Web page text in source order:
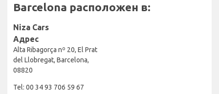
Barcelona расположен в:
Niza Cars
Адрес
Alta Ribagorça nº 20, El Prat
del Llobregat, Barcelona,
08820
Tel: 00 34 93 706 59 67